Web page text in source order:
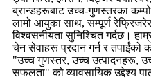
ब्रान्डहरूबाट उच्च-गुणस्तरका
लामो आयुका साथ, सम्पूर्ण
विश्वसनीयता सुनिश्चित गर्दछ।
चेन सेवाहरू प्रदान गर्न र तपाईंको
"उच्च गुणस्तर, उच्च उत्पादनहरू,
सफलता" को व्यावसायिक उद्देश्य